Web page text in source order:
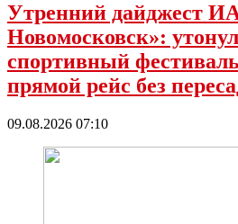
Утренний дайджест
Новомосковск»:
спортивный
прямой рейс без
09.08.2026 07:10